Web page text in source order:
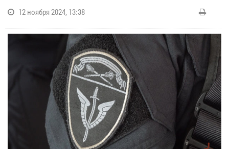
12 ноября 2024, 13:38